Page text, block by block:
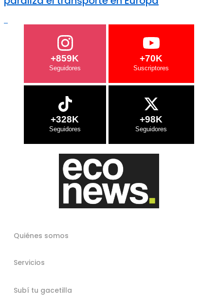
+859K +70K
+328K +98K
Quiénes somos
Servicios
Subí tu gacetilla